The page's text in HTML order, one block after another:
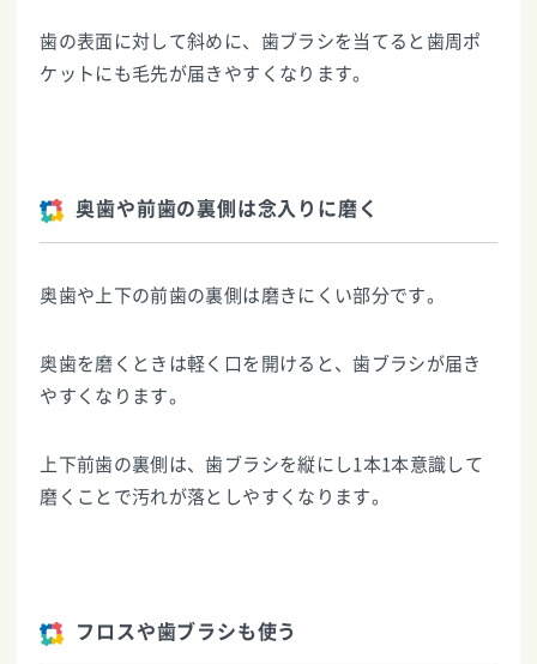
歯の表面に対して斜めに、歯ブラシを当てると歯周ポ
ケットにも毛先が届きやすくなります。
奥歯や前歯の裏側は念入りに磨く
奥歯や上下の前歯の裏側は磨きにくい部分です。
奥歯を磨くときは軽く口を開けると、歯ブラシが届き
やすくなります。
上下前歯の裏側は、歯ブラシを縦にし1本1本意識して
磨くことで汚れが落としやすくなります。
フロスや歯ブラシも使う